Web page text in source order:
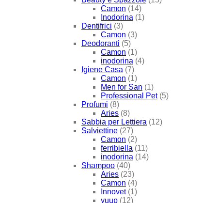
Camon (14)
Inodorina (1)
Dentifrici (3)
Camon (3)
Deodoranti (5)
Camon (1)
inodorina (4)
Igiene Casa (7)
Camon (1)
Men for San (1)
Professional Pet (5)
Profumi (8)
Aries (8)
Sabbia per Lettiera (12)
Salviettine (27)
Camon (2)
ferribiella (11)
inodorina (14)
Shampoo (40)
Aries (23)
Camon (4)
Innovet (1)
yuup (12)